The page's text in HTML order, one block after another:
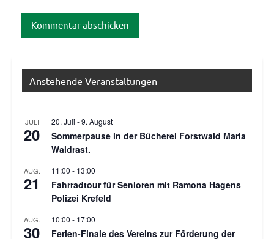
Anstehende Veranstaltungen
JULI
20
20. Juli -9. August
Sommerpause in der Bücherei Forstwald Maria
Waldrast.
AUG.
21
11:00 - 13:00
Fahrradtour für Senioren mit Ramona Hagens
Polizei Krefeld
AUG.
30
10:00 - 17:00
Ferien-Finale des Vereins zur Förderung der